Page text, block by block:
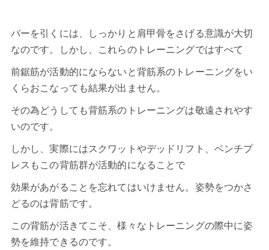
バーを引くには、しっかりと肩甲骨をさげる意識が大切
なのです。しかし、これらのトレーニングではすべて
前鋸筋が活動的にならないと背筋系のトレーニングをい
くらおこなっても結果が出ません。
その為どうしても背筋系のトレーニングは敬遠されやす
いのです。
しかし、実際にはスクワット やデッドリフト、ベンチプ
レスもこの背筋群が活動的になることで
効果があがることを忘れてはいけません。姿勢をつかさ
どるのは背筋です。
この背筋が活きてこそ、様々なトレーニングの際中に姿
勢を維持できるのです。